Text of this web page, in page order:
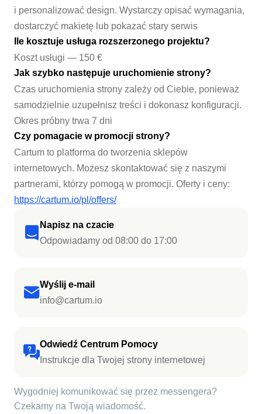
Napisz na czacie
Odpowiadamy od 08:00 do 17:00
Wyślij e-mail
info@cartum.io
Odwiedź Centrum Pomocy
Instrukcje dla Twojej strony internetowej
Wygodniej komunikować się przez messengera?
Czekamy na Twoją wiadomość.
i personalizować design. Wystarczy opisać wymagania,
dostarczyć makietę lub pokazać stary serwis
Ile kosztuje usługa rozszerzonego projektu?
Koszt usługi — 150 €
Jak szybko następuje uruchomienie strony?
Czas uruchomienia strony zależy od Ciebie, ponieważ
samodzielnie uzupełnisz treści i dokonasz konfiguracji.
Okres próbny trwa 7 dni
Czy pomagacie w promocji strony?
Cartum to platforma do tworzenia sklepów
internetowych. Możesz skontaktować się z naszymi
partnerami, którzy pomogą w promocji. Oferty i ceny:
https://cartum.io/pl/offers/